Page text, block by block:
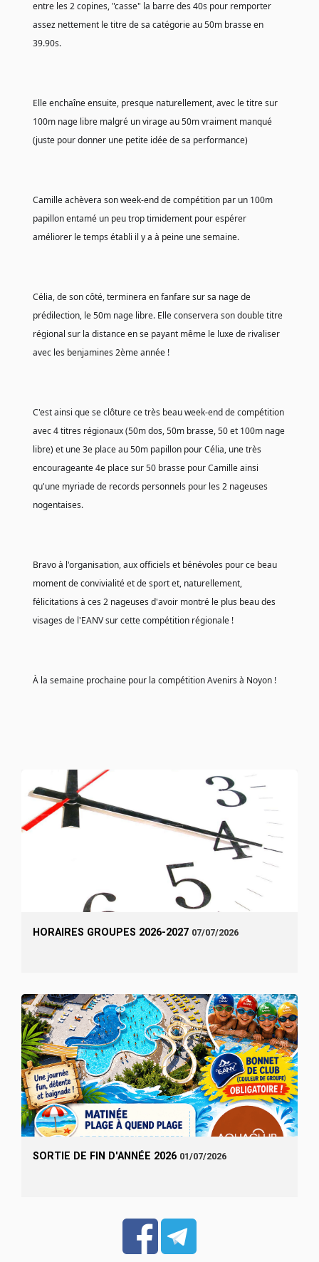
entre les 2 copines, "casse" la barre des 40s pour remporter
assez nettement le titre de sa catégorie au 50m brasse en
39.90s.
Elle enchaîne ensuite, presque naturellement, avec le titre sur
100m nage libre malgré un virage au 50m vraiment manqué
(juste pour donner une petite idée de sa performance)
Camille achèvera son week-end de compétition par un 100m
papillon entamé un peu trop timidement pour espérer
améliorer le temps établi il y a à peine une semaine.
Célia, de son côté, terminera en fanfare sur sa nage de
prédilection, le 50m nage libre. Elle conservera son double titre
régional sur la distance en se payant même le luxe de rivaliser
avec les benjamines 2ème année !
C'est ainsi que se clôture ce très beau week-end de compétition
avec 4 titres régionaux (50m dos, 50m brasse, 50 et 100m nage
libre) et une 3e place au 50m papillon pour Célia, une très
encourageante 4e place sur 50 brasse pour Camille ainsi
qu'une myriade de records personnels pour les 2 nageuses
nogentaises.
Bravo à l'organisation, aux officiels et bénévoles pour ce beau
moment de convivialité et de sport et, naturellement,
félicitations à ces 2 nageuses d'avoir montré le plus beau des
visages de l'EANV sur cette compétition régionale !
À la semaine prochaine pour la compétition Avenirs à Noyon !
HORAIRES GROUPES 2026-2027 07/07/2026
SORTIE DE FIN D'ANNÉE 2026 01/07/2026